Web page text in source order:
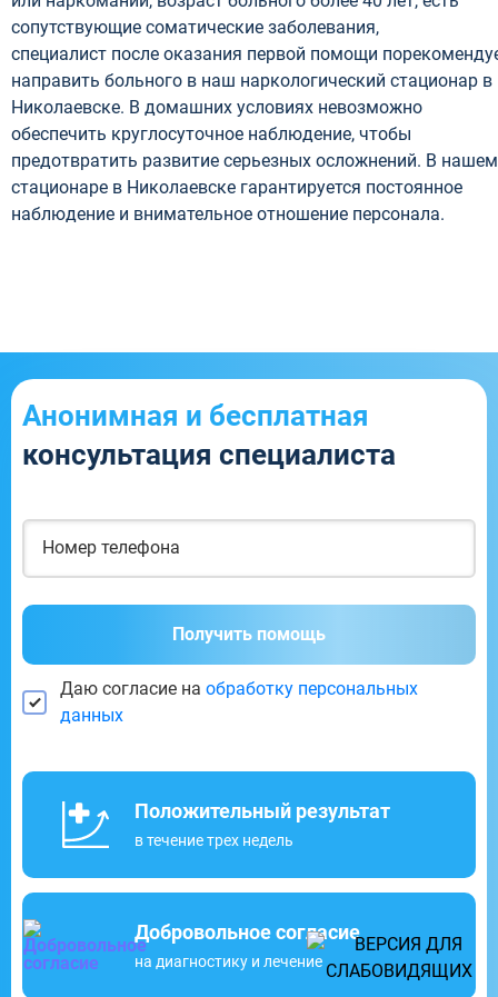
сопутствующие соматические заболевания,
специалист после оказания первой помощи
направить больного в наш наркологический стационар в
Николаевске. В домашних условиях невозможно
обеспечить круглосуточное наблюдение, чтобы
предотвратить развитие серьезных осложнений. В нашем
стационаре в Николаевске гарантируется постоянное
наблюдение и внимательное отношение персонала.
Анонимная и бесплатная
консультация специалиста
Получить помощь
Даю согласие на обработку персональных
данных
Положительный результат
в течение трех недель
Добровольное согласие
на диагностику и лечение